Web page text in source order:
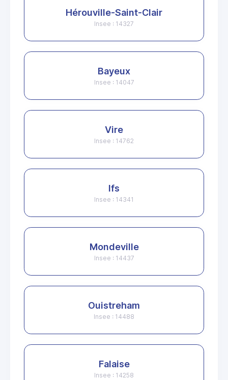
Hérouville-Saint-Clair
Insee : 14327
Bayeux
Insee : 14047
Vire
Insee : 14762
Ifs
Insee : 14341
Mondeville
Insee : 14437
Ouistreham
Insee : 14488
Falaise
Insee : 14258